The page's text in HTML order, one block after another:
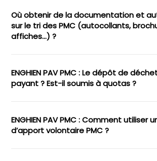
Où obtenir de la documentation et
sur le tri des PMC (autocollants,
affiches…) ?
ENGHIEN PAV PMC : Le dépôt de
payant ? Est-il soumis à quotas ?
ENGHIEN PAV PMC : Comment utiliser
d’apport volontaire PMC ?